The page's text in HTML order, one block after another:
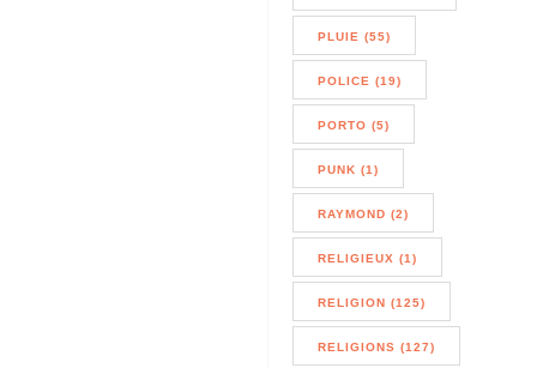
PLUIE (55)
POLICE (19)
PORTO (5)
PUNK (1)
RAYMOND (2)
RELIGIEUX (1)
RELIGION (125)
RELIGIONS (127)